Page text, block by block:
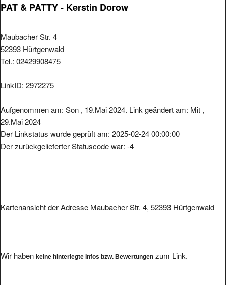
PAT & PATTY - Kerstin Dorow
Maubacher Str. 4
52393 Hürtgenwald
Tel.: 02429908475
LinkID: 2972275
Aufgenommen am: Son , 19.Mai 2024. Link geändert am: Mit ,
29.Mai 2024
Der Linkstatus wurde geprüft am: 2025-02-24 00:00:00
Der zurückgelieferter Statuscode war: -4
Kartenansicht der Adresse Maubacher Str. 4, 52393 Hürtgenwald
Wir haben keine hinterlegte Infos bzw. Bewertungen zum Link.